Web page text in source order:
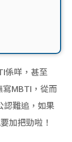
係咩，甚至
寫MBTI，從而
認難追，如果
加把勁啦！